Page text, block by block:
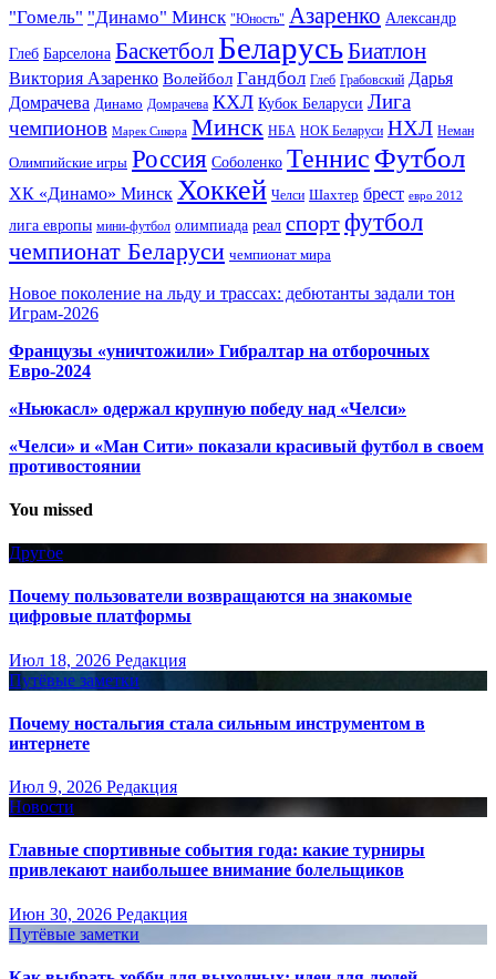
"Гомель" "Динамо" Минск "Юность" Азаренко Александр
Глеб Барселона Баскетбол БеларусьБиатлон
Виктория Азаренко Волейбол Гандбол Глеб Грабовский Дарья
Домрачева Динамо Домрачева КХЛ Кубок Беларуси Лига
чемпионов Марек Сикора Минск НБА НОК Беларуси НХЛ Неман
Олимпийские игры Россия Соболенко Теннис Футбол
ХК «Динамо» Минск Хоккей Челси Шахтер брест евро 2012
лига европы мини-футбол олимпиада реал спортфутбол
чемпионат Беларуси чемпионат мира
Новое поколение на льду и трассах: дебютанты задали тон
Играм-2026
Французы «уничтожили» Гибралтар на отборочных
Евро-2024
«Ньюкасл» одержал крупную победу над «Челси»
«Челси» и «Ман Сити» показали красивый футбол в своем
противостоянии
You missed
Другое
Почему пользователи возвращаются на знакомые
цифровые платформы
Июл 18, 2026 Редакция
Путёвые заметки
Почему ностальгия стала сильным инструментом в
интернете
Июл 9, 2026 Редакция
Новости
Главные спортивные события года: какие турниры
привлекают наибольшее внимание болельщиков
Июн 30, 2026 Редакция
Путёвые заметки